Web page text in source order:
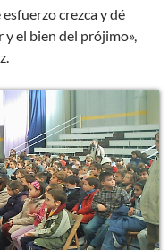
crezca y dé
el bien del prójimo»,